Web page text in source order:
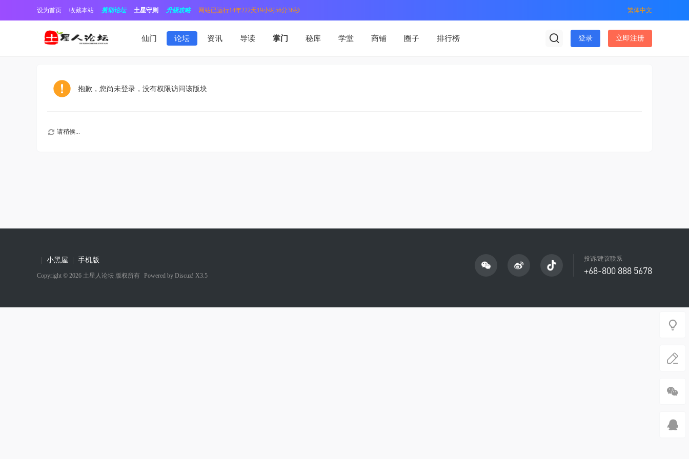
设为首页 收藏本站 赞助论坛 土星守则 升级攻略 网站已运行14年222天19小时56分36秒 繁体中文
仙门 论坛 资讯 导读 掌门 秘库 学堂 商铺 圈子 排行榜 登录 立即注册
抱歉，您尚未登录，没有权限访问该版块
请稍候...
投诉/建议联系
+68-800 888 5678
小黑屋 手机版
Copyright © 2026 土星人论坛 版权所有 Powered by Discuz! X3.5